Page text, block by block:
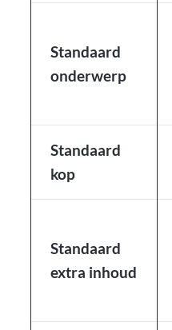
Standaard
onderwerp
Standaard
kop
Standaard
extra inhoud